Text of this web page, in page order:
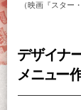
（映画『スター
デザイナ
メニュー